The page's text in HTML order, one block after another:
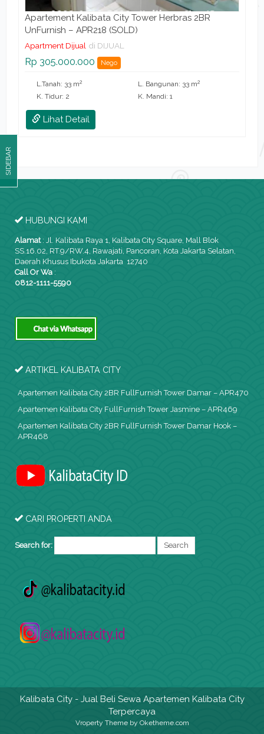
Apartement Kalibata City Tower Herbras 2BR
UnFurnish – APR218 (SOLD)
Apartment Dijual di DIJUAL
Rp 305.000.000 Nego
L.Tanah: 33 m2 L. Bangunan: 33 m2
K. Tidur: 2 K. Mandi: 1
Lihat Detail
HUBUNGI KAMI
Alamat: Jl. Kalibata Raya 1, Kalibata City Square, Mall Blok
SS.16.02, RT.9/RW.4, Rawajati, Pancoran, Kota Jakarta Selatan,
Daerah Khusus Ibukota Jakarta 12740
Call Or Wa :
0812-1111-5590
ARTIKEL KALIBATA CITY
Apartemen Kalibata City 2BR FullFurnish Tower Damar – APR470
Apartemen Kalibata City FullFurnish Tower Jasmine – APR469
Apartemen Kalibata City 2BR FullFurnish Tower Damar Hook –
APR468
CARI PROPERTI ANDA
Search for:
Kalibata City- Jual Beli Sewa Apartemen Kalibata City
Terpercaya
Vroperty Themeby Oketheme.com
SIDEBAR